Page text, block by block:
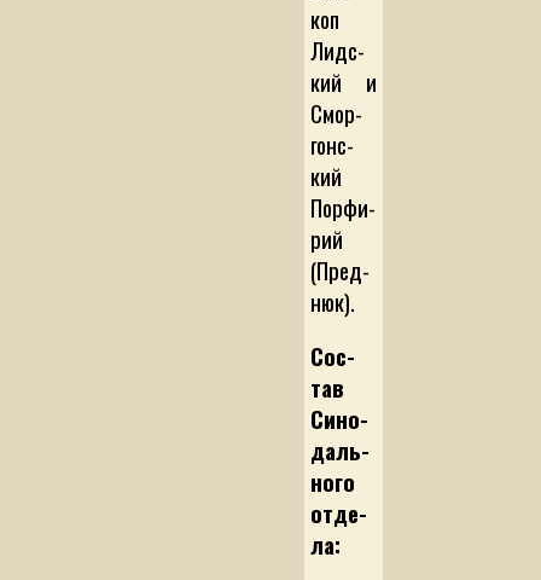
коп
Лид­с­
кий и
Смор­
гон­с­
кий
Пор­фи­
рий
(Пред­
нюк).
Сос­
тав
Си­но­
даль­
но­го
от­де­
ла: